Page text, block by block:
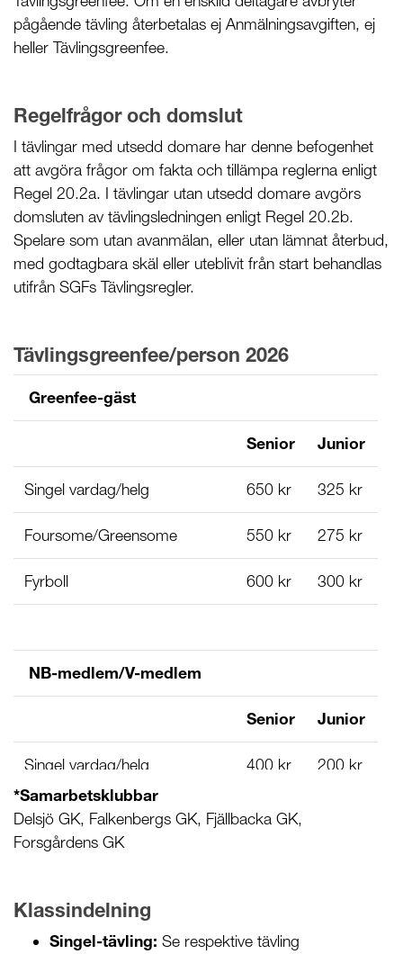
pågående tävling återbetalas ej Anmälningsavgiften, ej
heller Tävlingsgreenfee.
Regelfrågor och domslut
I tävlingar med utsedd domare har denne befogenhet
att avgöra frågor om fakta och tillämpa reglerna enligt
Regel 20.2a. I tävlingar utan utsedd domare avgörs
domsluten av tävlingsledningen enligt Regel 20.2b.
Spelare som utan avanmälan, eller utan lämnat återbud,
med godtagbara skäl eller uteblivit från start behandlas
utifrån SGFs Tävlingsregler.
Tävlingsgreenfee/person 2026
Greenfee-gäst
Senior Junior
Singel vardag/helg 650 kr 325 kr
Foursome/Greensome 550 kr 275 kr
Fyrboll 600 kr 300 kr
NB-medlem/V-medlem
Senior Junior
Singel vardag/helg 400 kr 200 kr
Vardagsmedlem
(vardagar fritt)
400 kr
*Samarbetsklubbar
Delsjö GK, Falkenbergs GK, Fjällbacka GK,
Forsgårdens GK
Klassindelning
Singel-tävling: Se respektive tävling